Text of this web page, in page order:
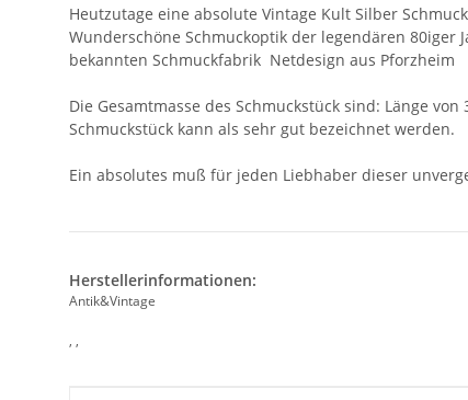
Heutzutage eine absolute Vintage Kult Silber
Wunderschöne Schmuckoptik der legendären 80iger
bekannten Schmuckfabrik Netdesign aus Pforzheim
Die Gesamtmasse des Schmuckstück sind: Länge
Schmuckstück kann als sehr gut bezeichnet werden.
Ein absolutes muß für jeden Liebhaber dieser
Herstellerinformationen:
Antik&Vintage
, ,